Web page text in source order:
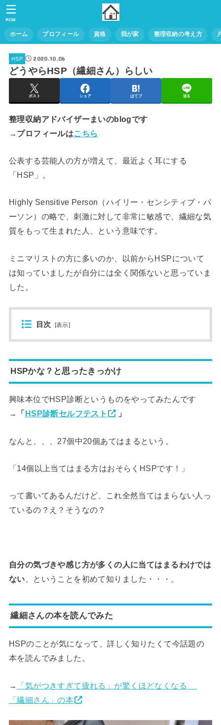
ホーム プロフィール 資格 我が家 整理収納の考え方
MENU
HSP 2020.10.06
どうやらHSP（繊細さん）らしい
ポスト シェア はてブ 送る
整理収納アドバイザーまいのblogです
→プロフィールはこちら
公表する芸能人の方が増えて、最近よく耳にする
「HSP」。
Highly Sensitive Person（ハイリー・センシティブ・パ
ーソン）の略で、刺激に対して非常に敏感で、繊細な気
質をもって生まれた人、という意味です。
ミニマリストの方に多いのか、以前からHSPについて
は知っていましたが自分には全く関係ないと思っていま
した。
目次 [表示]
HSPかな？と思ったきっかけ
興味本位でHSP診断というものをやってみたんです
→
「HSP診断セルフテスト 」
なんと、、、27個中20個あてはまるという。
「14個以上当てはまる方はおそらくHSPです！」
って書いてあるんだけど、これ全然当てはまらない人っ
ているの？え？そうなの？
自分の気づきや感じ方が多くの人に当てはまるわけでは
ない 、ということを初めて知りました・・・。
繊細さんの本を読んでみた
HSPのことが気になって、詳しく知りたくて今話題の
本を読んでみました。
→
「気がつきすぎて疲れる」が驚くほどなくなる
「繊細さん」の本